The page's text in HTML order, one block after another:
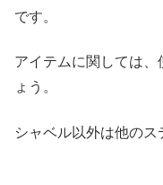
です。
アイテムに関しては
ょう。
シャベル以外は他のス